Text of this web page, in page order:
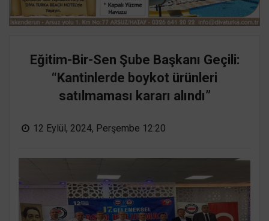
Eğitim-Bir-Sen Şube Başkanı Geçili:
“Kantinlerde boykot ürünleri
satılmaması kararı alındı”
12 Eylül, 2024, Perşembe 12:20